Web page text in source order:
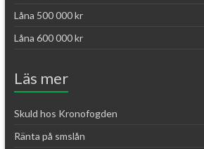
Låna 500 000 kr
Låna 600 000 kr
Läs mer
Skuld hos Kronofogden
Ränta på smslån